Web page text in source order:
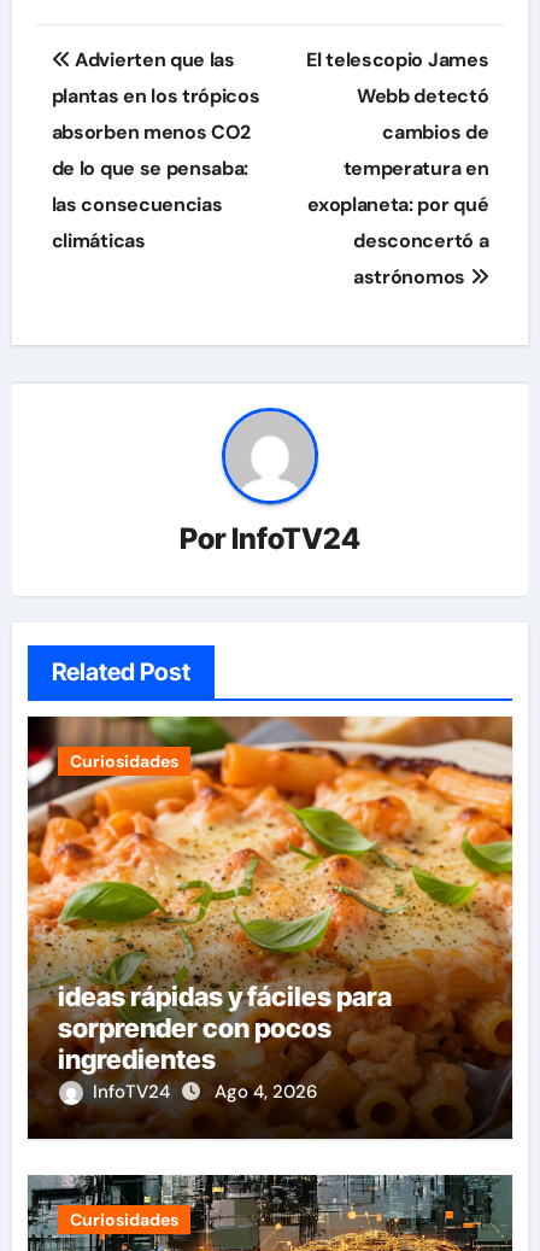
Navegación
de
entradas
Advierten que las
plantas en los trópicos
absorben menos CO2
de lo que se pensaba:
las consecuencias
climáticas
El telescopio James
Webb detectó
cambios de
temperatura en
exoplaneta: por qué
desconcertó a
astrónomos
PorInfoTV24
Related Post
Curiosidades
ideas rápidas y fáciles para
sorprender con pocos
ingredientes
InfoTV24 Ago 4, 2026
Curiosidades